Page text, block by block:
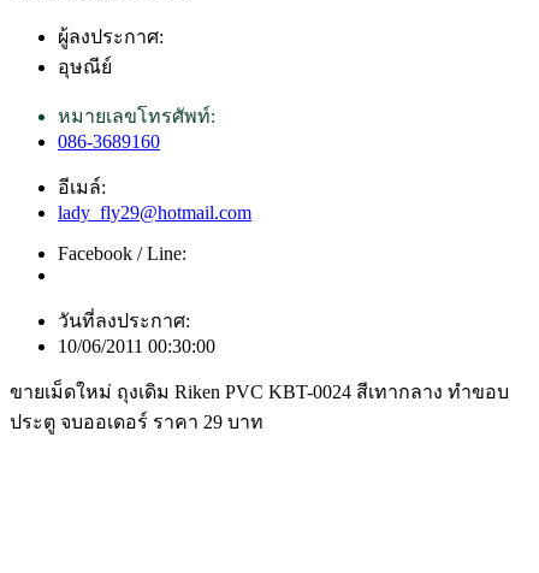
ผู้ลงประกาศ:
อุษณีย์
หมายเลขโทรศัพท์:
086-3689160
อีเมล์:
lady_fly29@hotmail.com
Facebook / Line:
วันที่ลงประกาศ:
10/06/2011 00:30:00
ขายเม็ดใหม่ ถุงเดิม Riken PVC KBT-0024 สีเทากลาง ทำขอบ
ประตู จบออเดอร์ ราคา 29 บาท